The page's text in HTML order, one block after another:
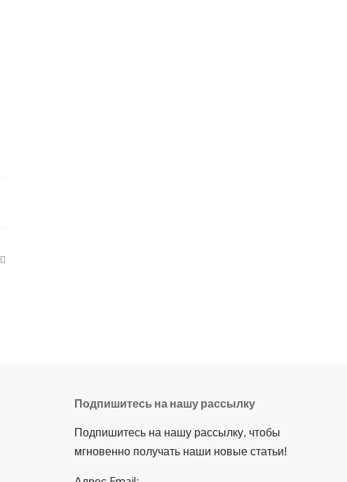
Подпишитесь на нашу рассылку
Подпишитесь на нашу рассылку, чтобы
мгновенно получать наши новые статьи!